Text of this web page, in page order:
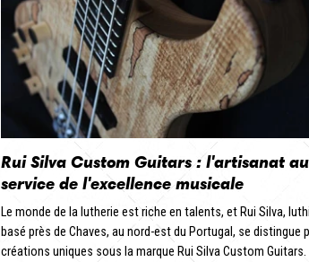
Rui Silva Custom Guitars : l'artisanat au
service de l'excellence musicale
Le monde de la lutherie est riche en talents, et Rui Silva,
basé près de Chaves, au nord-est du Portugal, se distingue
créations uniques sous la marque Rui Silva Custom Guitars.